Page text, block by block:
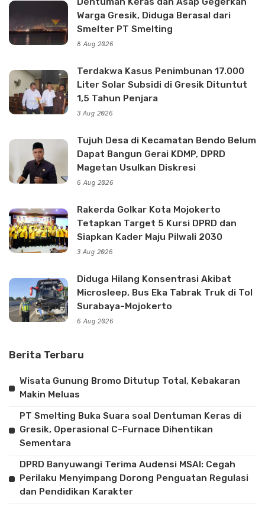
Warga Gresik, Diduga Berasal dari
Smelter PT Smelting
8 Aug 2026
Terdakwa Kasus Penimbunan 17.000
Liter Solar Subsidi di Gresik Dituntut
1,5 Tahun Penjara
3 Aug 2026
Tujuh Desa di Kecamatan Bendo Belum
Dapat Bangun Gerai KDMP, DPRD
Magetan Usulkan Diskresi
6 Aug 2026
Rakerda Golkar Kota Mojokerto
Tetapkan Target 5 Kursi DPRD dan
Siapkan Kader Maju Pilwali 2030
3 Aug 2026
Diduga Hilang Konsentrasi Akibat
Microsleep, Bus Eka Tabrak Truk di Tol
Surabaya-Mojokerto
6 Aug 2026
Berita Terbaru
Wisata Gunung Bromo Ditutup Total, Kebakaran
Makin Meluas
PT Smelting Buka Suara soal Dentuman Keras di
Gresik, Operasional C-Furnace Dihentikan
Sementara
DPRD Banyuwangi Terima Audensi MSAI: Cegah
Perilaku Menyimpang Dorong Penguatan Regulasi
dan Pendidikan Karakter